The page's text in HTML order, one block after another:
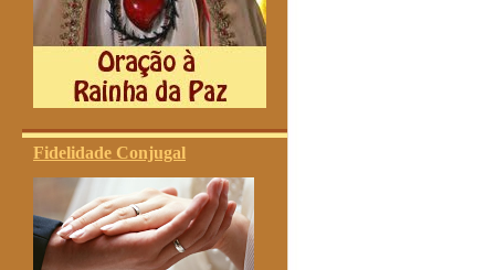
Fidelidade Conjugal